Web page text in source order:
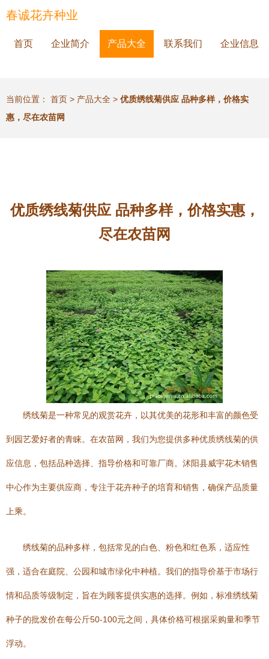
春诚花卉种业
首页 企业简介 产品大全 联系我们 企业信息
当前位置： 首页 > 产品大全 > 优质绣线菊供应 品种多样，价格实
惠，尽在农苗网
优质绣线菊供应 品种多样，价格实惠，
尽在农苗网
绣线菊是一种常见的观赏花卉，以其优美的花形和丰富的颜色受
到园艺爱好者的青睐。在农苗网，我们为您提供多种优质绣线菊的供
应信息，包括品种选择、指导价格和可靠厂商。沭阳县威宇花木销售
中心作为主要供应商，专注于花卉种子的培育和销售，确保产品质量
上乘。
绣线菊的品种多样，包括常见的白色、粉色和红色系，适应性
强，适合在庭院、公园和城市绿化中种植。我们的指导价基于市场行
情和品质等级制定，旨在为顾客提供实惠的选择。例如，标准绣线菊
种子的批发价在每公斤50-100元之间，具体价格可根据采购量和季节
浮动。